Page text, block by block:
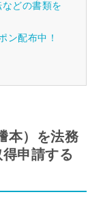
どの書類を
ン配布中！
本）を法務
申請する